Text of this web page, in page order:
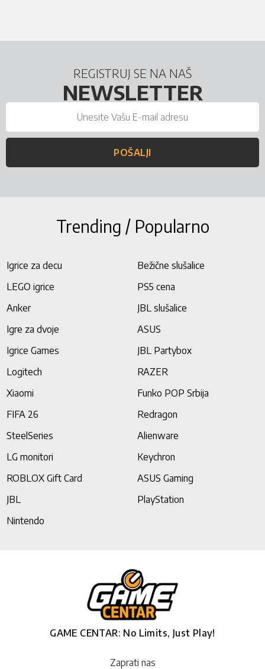
REGISTRUJ SE NA NAŠ
NEWSLETTER
POŠALJI
Trending / Popularno
Igrice za decu
Bežične slušalice
LEGO igrice
PS5 cena
Anker
JBL slušalice
Igre za dvoje
ASUS
Igrice Games
JBL Partybox
Logitech
RAZER
Xiaomi
Funko POP Srbija
FIFA 26
Redragon
SteelSeries
Alienware
LG monitori
Keychron
ROBLOX Gift Card
ASUS Gaming
JBL
PlayStation
Nintendo
GAME CENTAR: No Limits, Just Play!
Zaprati nas